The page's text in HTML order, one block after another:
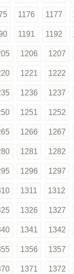
1176 1177
1191 1192
1206 1207
1221 1222
1236 1237
1251 1252
1266 1267
1281 1282
1296 1297
1311 1312
1326 1327
1341 1342
1356 1357
1371 1372